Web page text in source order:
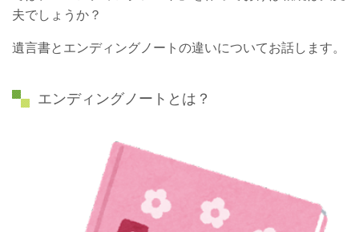
夫でしょうか？
遺言書とエンディングノートの違いについてお話します。
エンディングノートとは？